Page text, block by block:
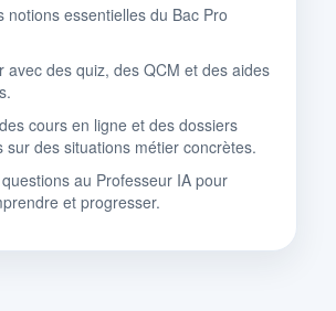
notions essentielles du Bac Pro
avec des quiz, des QCM et des aides
cours en ligne et des dossiers
sur des situations métier concrètes.
au Professeur IA pour
et progresser.